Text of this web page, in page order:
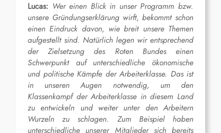
Lucas: Wer einen Blick in unser Programm bzw.
unsere Gründungserklärung wirft, bekommt schon
einen Eindruck davon, wie breit unsere Themen
aufgestellt sind. Natürlich legen wir entsprechend
der Zielsetzung des Roten Bundes einen
Schwerpunkt auf unterschiedliche ökonomische
und politische Kämpfe der Arbeiterklasse. Das ist
in unseren Augen notwendig, um den
Klassenkampf der Arbeiterklasse in diesem Land
zu entwickeln und weiter unter den Arbeitern
Wurzeln zu schlagen. Zum Beispiel haben
unterschiedliche unserer Mitglieder sich bereits